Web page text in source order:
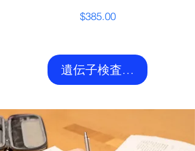
$385.00価
遺伝子検査アドバンスを